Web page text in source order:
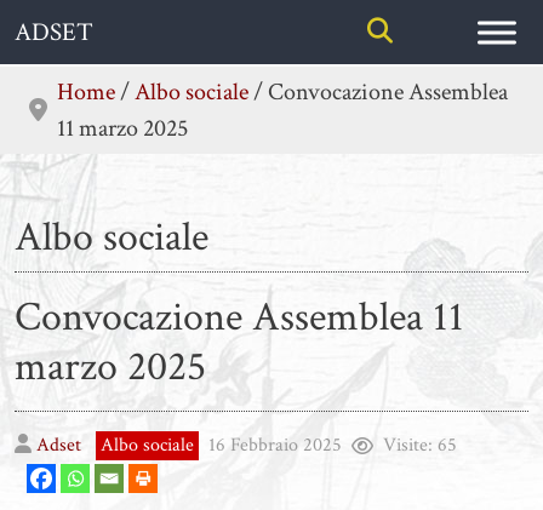
Skip
content
ADSET
Home/Albo sociale/Convocazione Assemblea
11 marzo 2025
Albo sociale
Convocazione Assemblea 11
marzo 2025
Adset Albo sociale 16 Febbraio 2025 Visite: 65